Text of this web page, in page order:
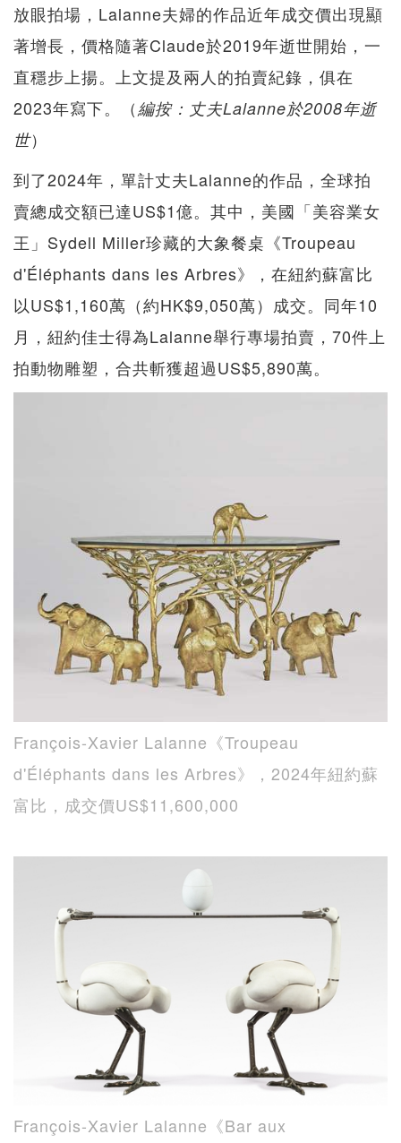
放眼拍場，Lalanne夫婦的作品近年成交價出現顯
著增長，價格隨著Claude於2019年逝世開始，一
直穩步上揚。上文提及兩人的拍賣紀錄，俱在
2023年寫下。（ 編按：丈夫Lalanne於2008年逝
世）
到了2024年，單計丈夫Lalanne的作品，全球拍
賣總成交額已達US$1億。其中，美國「美容業女
王」Sydell Miller珍藏的大象餐桌《Troupeau
d'Éléphants dans les Arbres》，在紐約蘇富比
以US$1,160萬（約HK$9,050萬）成交。同年10
月，紐約佳士得為Lalanne舉行專場拍賣，70件上
拍動物雕塑，合共斬獲超過US$5,890萬。
François-Xavier Lalanne《Troupeau
d'Éléphants dans les Arbres》，2024年紐約蘇
富比，成交價US$11,600,000
François-Xavier Lalanne《Bar aux